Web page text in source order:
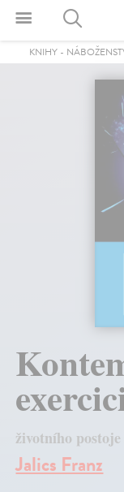
KNIHY-
životního
Jalics Franz